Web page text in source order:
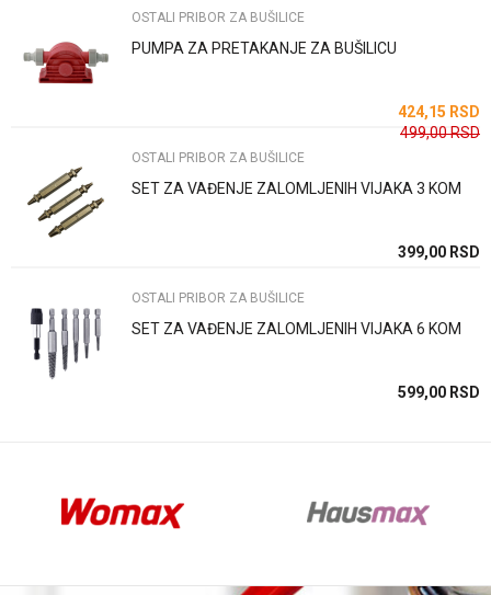
Poruka
Anti-spam zaštita - izračunajte koliko je 9 - 4 :
POŠALJI
OSTALI PRIBOR ZA BUŠILICE
PUMPA ZA PRETAKANJE ZA BUŠILICU
424,15 RSD
499,00RSD
OSTALI PRIBOR ZA BUŠILICE
SET ZA VAĐENJE ZALOMLJENIH VIJAKA 3 KOM
399,00 RSD
OSTALI PRIBOR ZA BUŠILICE
SET ZA VAĐENJE ZALOMLJENIH VIJAKA 6 KOM
599,00 RSD